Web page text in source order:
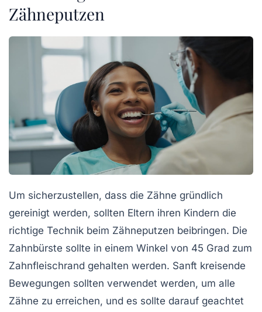
Zähneputzen
Um sicherzustellen, dass die Zähne gründlich
gereinigt werden, sollten Eltern ihren Kindern die
richtige Technik beim Zähneputzen beibringen. Die
Zahnbürste sollte in einem Winkel von 45 Grad zum
Zahnfleischrand gehalten werden. Sanft kreisende
Bewegungen sollten verwendet werden, um alle
Zähne zu erreichen, und es sollte darauf geachtet